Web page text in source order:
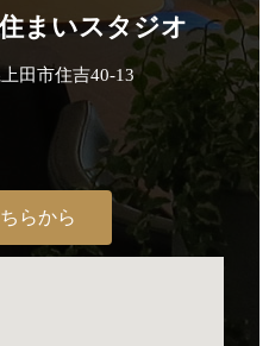
まいスタジオ
田市住吉40-13
らから